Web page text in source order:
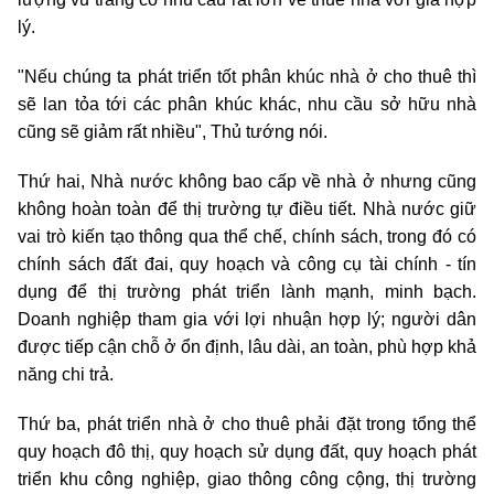
lý.
"Nếu chúng ta phát triển tốt phân khúc nhà ở cho thuê thì
sẽ lan tỏa tới các phân khúc khác, nhu cầu sở hữu nhà
cũng sẽ giảm rất nhiều", Thủ tướng nói.
Thứ hai, Nhà nước không bao cấp về nhà ở nhưng cũng
không hoàn toàn để thị trường tự điều tiết. Nhà nước giữ
vai trò kiến tạo thông qua thể chế, chính sách, trong đó có
chính sách đất đai, quy hoạch và công cụ tài chính - tín
dụng để thị trường phát triển lành mạnh, minh bạch.
Doanh nghiệp tham gia với lợi nhuận hợp lý; người dân
được tiếp cận chỗ ở ổn định, lâu dài, an toàn, phù hợp khả
năng chi trả.
Thứ ba, phát triển nhà ở cho thuê phải đặt trong tổng thể
quy hoạch đô thị, quy hoạch sử dụng đất, quy hoạch phát
triển khu công nghiệp, giao thông công cộng, thị trường